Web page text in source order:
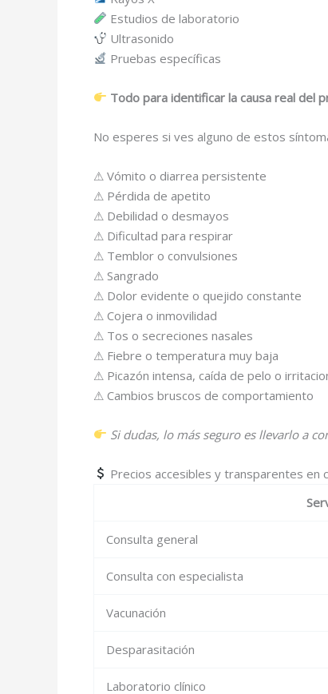
Estudios de laboratorio
Ultrasonido
Pruebas específicas
Todo para identificar la causa real del
No esperes si ves alguno de estos
⚠ Vómito o diarrea persistente
⚠ Pérdida de apetito
⚠ Debilidad o desmayos
⚠ Dificultad para respirar
⚠ Temblor o convulsiones
⚠ Sangrado
⚠ Dolor evidente o quejido constante
⚠ Cojera o inmovilidad
⚠ Tos o secreciones nasales
⚠ Fiebre o temperatura muy baja
⚠ Picazón intensa, caída de pelo o
⚠ Cambios bruscos de comportamiento
Si dudas, lo más seguro es llevarlo a
Precios accesibles y transparentes en
Consulta general
Consulta con especialista
Vacunación
Desparasitación
Laboratorio clínico